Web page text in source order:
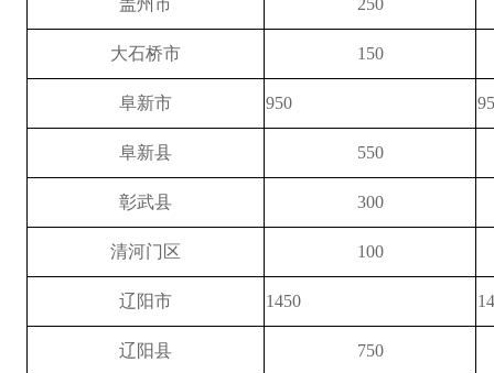
大石桥市 150
阜新市 950
阜新县 550
彰武县 300
清河门区 100
辽阳市 1450
辽阳县 750